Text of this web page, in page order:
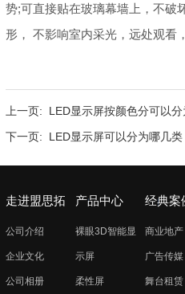
势;可直接贴在玻璃幕墙上，不破
形， 不影响室内采光，远处观看
上一页: LED显示屏按颜色分可以
下一页: LED显示屏可以分为哪几类
走进盟思拓
公司介绍
企业文化
公司相册
产品中心
裸眼3D智能显
示屏
柔性屏
经典案
商业地产
广告传媒
舞台租赁